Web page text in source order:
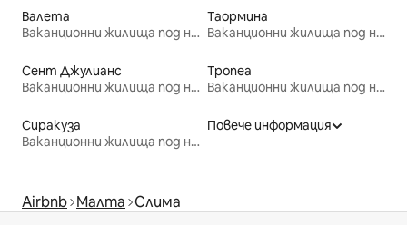
Валета
Ваканционни жилища под наем
Таормина
Ваканционни жилища под наем
Сент Джулианс
Ваканционни жилища под наем
Тропеа
Ваканционни жилища под наем
Сиракуза
Ваканционни жилища под наем
Повече информация
Airbnb Малта Слима